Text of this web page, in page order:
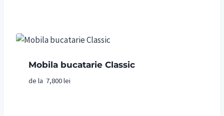
Mobila bucatarie Classic
de la 7,800lei